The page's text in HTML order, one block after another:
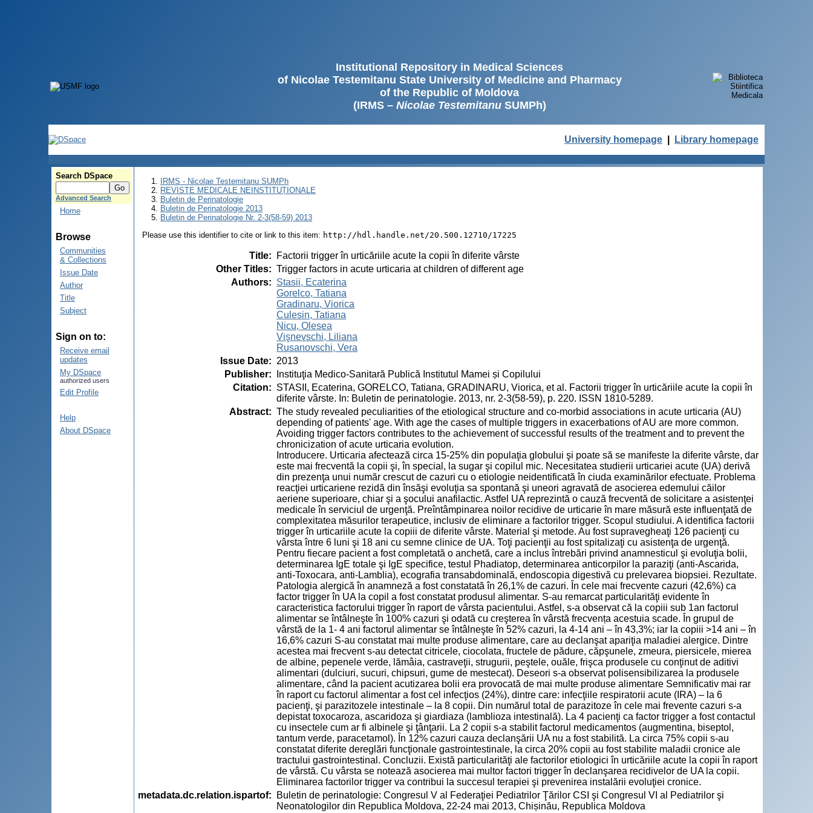
Institutional Repository in Medical Sciences
of Nicolae Testemitanu State University of Medicine and Pharmacy
of the Republic of Moldova
(IRMS – Nicolae TestemitanuSUMPh)
University homepage Library homepage
Search DSpace
Advanced Search
Home
Browse
Communities
& Collections
Issue Date
Author
Title
Subject
Sign on to:
Receive email
updates
My DSpace
authorized users
Edit Profile
Help
About DSpace
IRMS - Nicolae Testemitanu SUMPh
REVISTE MEDICALE NEINSTITUȚIONALE
Buletin de Perinatologie
Buletin de Perinatologie 2013
Buletin de Perinatologie Nr. 2-3(58-59) 2013
Please use this identifier to cite or link to this item: http://hdl.handle.net/20.500.12710/17225
Title:
Factorii trigger în urticăriile acute la copii în diferite vârste
Other Titles: Trigger factors in acute urticaria at children of different age
Authors: Stasii, Ecaterina
Gorelco, Tatiana
Gradinaru, Viorica
Culesin, Tatiana
Nicu, Olesea
Vişnevschi, Liliana
Rusanovschi, Vera
Issue Date: 2013
Publisher:
Instituţia Medico-Sanitară Publică Institutul Mamei și Copilului
Citation: STASII, Ecaterina, GORELCO, Tatiana, GRADINARU, Viorica, et al. Factorii trigger în urticăriile acute la copii în
diferite vârste. In: Buletin de perinatologie. 2013, nr. 2-3(58-59), p. 220. ISSN 1810-5289.
Abstract: The study revealed peculiarities of the etiological structure and co-morbid associations in acute urticaria (AU)
depending of patients' age. With age the cases of multiple triggers in exacerbations of AU are more common.
Avoiding trigger factors contributes to the achievement of successful results of the treatment and to prevent the
chronicization of acute urticaria evolution.
Introducere. Urticaria afectează circa 15-25% din populaţia globului şi poate să se manifeste la diferite vârste, dar
este mai frecventă la copii şi, în special, la sugar şi copilul mic. Necesitatea studierii urticariei acute (UA) derivă
din prezenţa unui număr crescut de cazuri cu o etiologie neidentificată în ciuda examinărilor efectuate. Problema
reacţiei urticariene rezidă din însăşi evoluţia sa spontană şi uneori agravată de asocierea edemului căilor
aeriene superioare, chiar şi a şocului anafilactic. Astfel UA reprezintă o cauză frecventă de solicitare a asistenţei
medicale în serviciul de urgenţă. Preîntâmpinarea noilor recidive de urticarie în mare măsură este influenţată de
complexitatea măsurilor terapeutice, inclusiv de eliminare a factorilor trigger. Scopul studiului. A identifica factorii
trigger în urticariile acute la copiii de diferite vârste. Material şi metode. Au fost supravegheaţi 126 pacienţi cu
vârsta între 6 luni şi 18 ani cu semne clinice de UA. Toţi pacienţii au fost spitalizaţi cu asistenţa de urgenţă.
Pentru fiecare pacient a fost completată o anchetă, care a inclus întrebări privind anamnesticul şi evoluţia bolii,
determinarea IgE totale şi IgE specifice, testul Phadiatop, determinarea anticorpilor la paraziţi (anti-Ascarida,
anti-Toxocara, anti-Lamblia), ecografia transabdominală, endoscopia digestivă cu prelevarea biopsiei. Rezultate.
Patologia alergică în anamneză a fost constatată în 26,1% de cazuri. În cele mai frecvente cazuri (42,6%) ca
factor trigger în UA la copil a fost constatat produsul alimentar. S-au remarcat particularităţi evidente în
caracteristica factorului trigger în raport de vârsta pacientului. Astfel, s-a observat că la copiii sub 1an factorul
alimentar se întâlneşte în 100% cazuri şi odată cu creşterea în vârstă frecvența acestuia scade. În grupul de
vârstă de la 1- 4 ani factorul alimentar se întâlneşte în 52% cazuri, la 4-14 ani – în 43,3%; iar la copiii >14 ani – în
16,6% cazuri S-au constatat mai multe produse alimentare, care au declanşat apariţia maladiei alergice. Dintre
acestea mai frecvent s-au detectat citricele, ciocolata, fructele de pădure, căpşunele, zmeura, piersicele, mierea
de albine, pepenele verde, lămâia, castraveţii, strugurii, peştele, ouăle, frişca produsele cu conţinut de aditivi
alimentari (dulciuri, sucuri, chipsuri, gume de mestecat). Deseori s-a observat polisensibilizarea la produsele
alimentare, când la pacient acutizarea bolii era provocată de mai multe produse alimentare Semnificativ mai rar
în raport cu factorul alimentar a fost cel infecţios (24%), dintre care: infecţiile respiratorii acute (IRA) – la 6
pacienţi, şi parazitozele intestinale – la 8 copii. Din numărul total de parazitoze în cele mai frevente cazuri s-a
depistat toxocaroza, ascaridoza şi giardiaza (lamblioza intestinală). La 4 pacienţi ca factor trigger a fost contactul
cu insectele cum ar fi albinele şi ţânţarii. La 2 copii s-a stabilit factorul medicamentos (augmentina, biseptol,
tantum verde, paracetamol). În 12% cazuri cauza declanşării UA nu a fost stabilită. La circa 75% copii s-au
constatat diferite dereglări funcţionale gastrointestinale, la circa 20% copii au fost stabilite maladii cronice ale
tractului gastrointestinal. Concluzii. Există particularităţi ale factorilor etiologici în urticăriile acute la copii în raport
de vârstă. Cu vârsta se notează asocierea mai multor factori trigger în declanşarea recidivelor de UA la copii.
Eliminarea factorilor trigger va contribui la succesul terapiei şi prevenirea instalării evoluţiei cronice.
metadata.dc.relation.ispartof:
Buletin de perinatologie: Congresul V al Federaţiei Pediatrilor Ţărilor CSI şi Congresul VI al Pediatrilor şi
Neonatologilor din Republica Moldova, 22-24 mai 2013, Chișinău, Republica Moldova